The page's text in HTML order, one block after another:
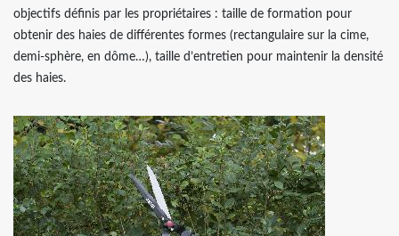
objectifs définis par les propriétaires : taille de formation pour
obtenir des haies de différentes formes (rectangulaire sur la cime,
demi-sphère, en dôme…), taille d’entretien pour maintenir la densité
des haies.